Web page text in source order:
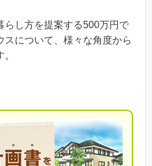
らし方を提案する500万円で
スについて、様々な角度から